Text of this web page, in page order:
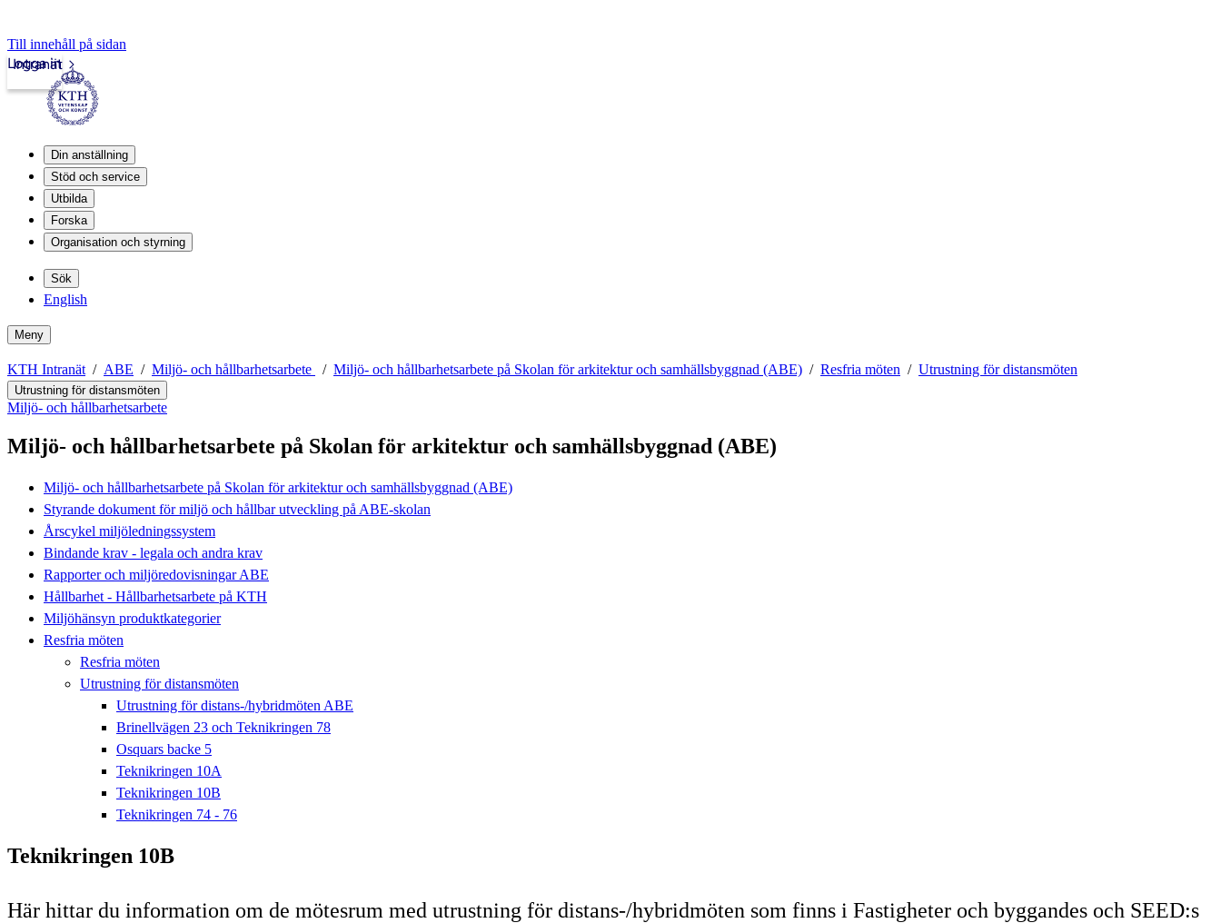
Till innehåll på sidan
Intranät
Logga in
Din anställning
Stöd och service
Utbilda
Forska
Organisation och styrning
Sök
English
Meny
KTH Intranät ABE Miljö- och hållbarhetsarbete Miljö- och hållbarhetsarbete på Skolan för arkitektur och samhällsbyggnad (ABE) Resfria möten Utrustning för distansmöten
Utrustning för distansmöten
Miljö- och hållbarhetsarbete
Miljö- och hållbarhetsarbete på Skolan för arkitektur och samhällsbyggnad (ABE)
Miljö- och hållbarhetsarbete på Skolan för arkitektur och samhällsbyggnad (ABE)
Styrande dokument för miljö och hållbar utveckling på ABE-skolan
Årscykel miljöledningssystem
Bindande krav - legala och andra krav
Rapporter och miljöredovisningar ABE
Hållbarhet - Hållbarhetsarbete på KTH
Miljöhänsyn produktkategorier
Resfria möten
Resfria möten
Utrustning för distansmöten
Utrustning för distans-/hybridmöten ABE
Brinellvägen 23 och Teknikringen 78
Osquars backe 5
Teknikringen 10A
Teknikringen 10B
Teknikringen 74 - 76
Teknikringen 10B
Här hittar du information om de mötesrum med utrustning för distans-/hybridmöten som finns i Fastigheter och byggandes och SEED:s